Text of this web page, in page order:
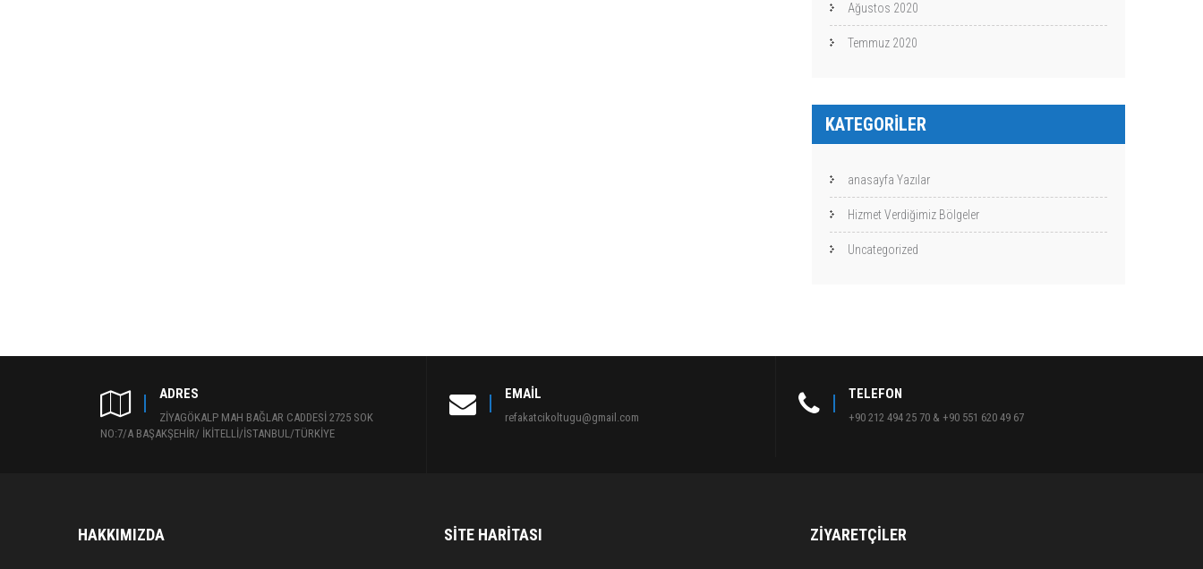
Ağustos 2020
Temmuz 2020
KATEGORILER
anasayfa Yazılar
Hizmet Verdiğimiz Bölgeler
Uncategorized
ADRES
ZİYAGÖKALP MAH BAĞLAR CADDESİ 2725 SOK
NO:7/A BAŞAKŞEHİR/ İKİTELLİ/İSTANBUL/TÜRKİYE
EMAIL
refakatcikoltugu@gmail.com
TELEFON
+90 212 494 25 70 & +90 551 620 49 67
HAKKIMIZDA SITE HARITASI ZIYARETÇILER